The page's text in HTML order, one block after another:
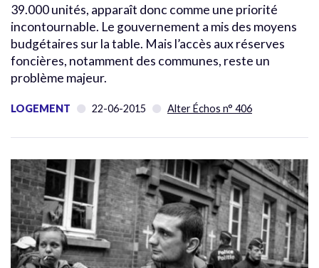
39.000 unités, apparaît donc comme une priorité
incontournable. Le gouvernement a mis des moyens
budgétaires sur la table. Mais l’accès aux réserves
foncières, notamment des communes, reste un
problème majeur.
LOGEMENT 22-06-2015 Alter Échos n° 406